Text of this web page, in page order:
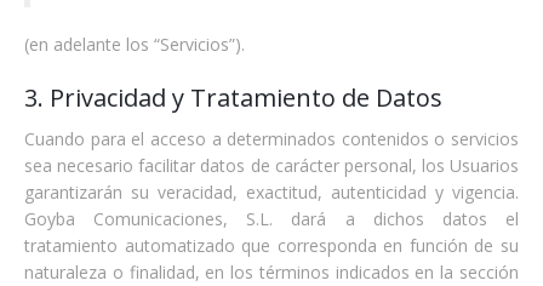
(en adelante los “Servicios”).
3. Privacidad y Tratamiento de Datos
Cuando para el acceso a determinados contenidos o servicios
sea necesario facilitar datos de carácter personal, los Usuarios
garantizarán su veracidad, exactitud, autenticidad y vigencia.
Goyba Comunicaciones, S.L. dará a dichos datos el
tratamiento automatizado que corresponda en función de su
naturaleza o finalidad, en los términos indicados en la sección